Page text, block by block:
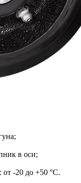
в оси;
от -20 до +50 °С.